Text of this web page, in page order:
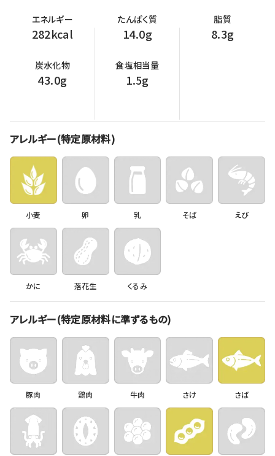
エネルギー
282kcal
たんぱく質
14.0g
脂質
8.3g
炭水化物
43.0g
食塩相当量
1.5g
アレルギー(特定原材料)
小麦 卵 乳 そば えび
かに 落花生 くるみ
アレルギー(特定原材料に準ずるもの)
豚肉 鶏肉 牛肉 さけ さば